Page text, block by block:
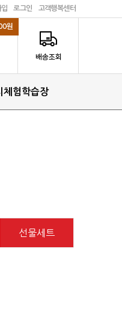
고객행복센터
로그인
입
원
체험학습장
선물세트